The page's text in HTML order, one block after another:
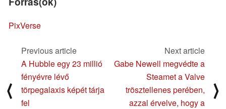
PixVerse
⟨
Previous article
A Hubble egy 23 millió
fényévre lévő
törpegalaxis képét tárja
fel
Next article
Gabe Newell megvédte a
Steamet a Valve
trösztellenes perében,
azzal érvelve, hogy a
⟩